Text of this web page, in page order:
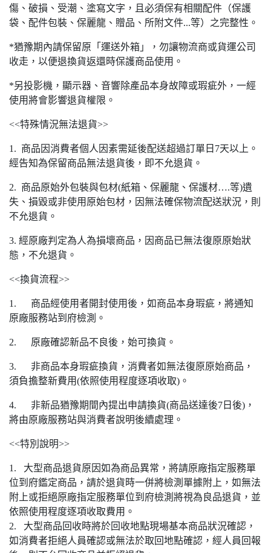
傷、破損、受潮、塗寫文字，且必須保有相關配件（保護
袋、配件包裝、保麗龍、贈品、所附文件...等）之完整性。
*猶豫期內請保留原「運送外箱」，勿讓物流商或貨運公司
收走，以便退換貨返還時保護商品使用。
*另投影機，顯示器、音響除產品本身故障或瑕疵外，一經
使用將會影響退貨權限。
<<特殊情況無法退貨>>
1. 商品因消費者個人因素需延後配送超過訂單日7天以上。
經告知為保留商品無法退貨後，即不允退貨。
2. 商品原始外包裝與包材(紙箱、保麗龍、保護材….等)遺
失、損毀或非使用原始包材，因無法確保物流配送狀況，則
不允退貨。
3. 經原廠判定為人為損壞商品，因商品已無法復原原始狀
態，不允退貨。
<<換貨流程>>
1. 商品經使用者開封使用後，如商品本身瑕疵，將通知
原廠服務站到府檢測。
2. 原廠確認新品不良後，始可換貨。
3. 非商品本身瑕疵換貨，消費者如無法復原原始商品，
須負擔整新費用(依照使用程度逐項收取)。
4. 非新品猶豫期間內提出申請換貨(商品送達後7日後)，
將由原廠服務站與消費者說明後續處理。
<<特別說明>>
1. 大型商品退貨原因如為商品異常，將請原廠指定服務單
位到府鑑定商品，請於退貨時一併將檢測單據附上，如無法
附上或拒絕原廠指定服務單位到府檢測將視為良品退貨，並
依照使用程度逐項收取費用。
2. 大型商品回收時將於回收地點現場基本商品狀況確認，
如消費者拒絕人員確認或無法於取回地點確認，經人員回報